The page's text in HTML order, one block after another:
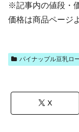
※記事内の値段・
価格は商品ページ
パイナップル豆乳ロ
X